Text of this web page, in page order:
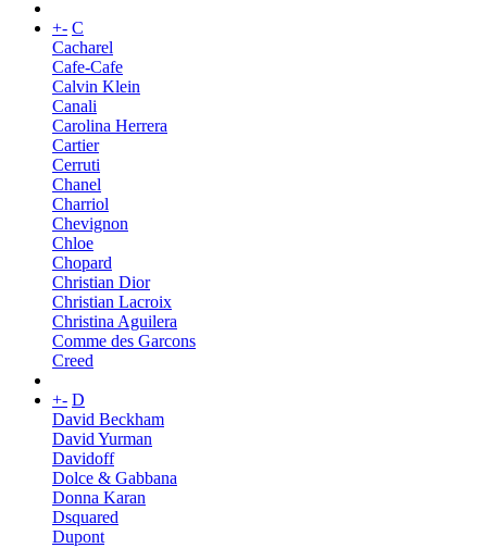
+- C
Cacharel
Cafe-Cafe
Calvin Klein
Canali
Carolina Herrera
Cartier
Cerruti
Chanel
Charriol
Chevignon
Chloe
Chopard
Christian Dior
Christian Lacroix
Christina Aguilera
Comme des Garcons
Creed
+- D
David Beckham
David Yurman
Davidoff
Dolce & Gabbana
Donna Karan
Dsquared
Dupont